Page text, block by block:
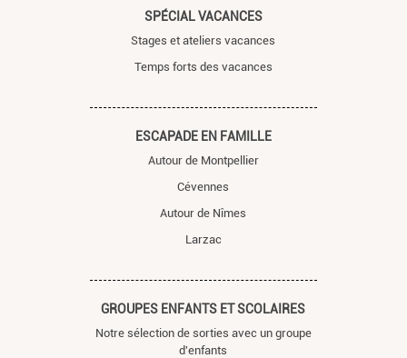
SPÉCIAL VACANCES
Stages et ateliers vacances
Temps forts des vacances
ESCAPADE EN FAMILLE
Autour de Montpellier
Cévennes
Autour de Nîmes
Larzac
GROUPES ENFANTS ET SCOLAIRES
Notre sélection de sorties avec un groupe
d'enfants